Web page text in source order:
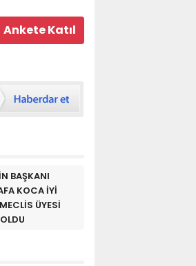
BAŞKANI
KOCA İYİ
ÜYESİ